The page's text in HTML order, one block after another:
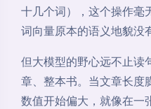
十几个词），这个操作毫
词向量原本的语义地貌没
但大模型的野心远不止
章、整本书。当文章长度
数值开始偏大，就像在一